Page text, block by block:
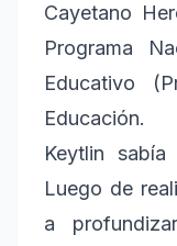
Cayetano
Programa
Educativo
Educación.
Keytlin
Luego de
a